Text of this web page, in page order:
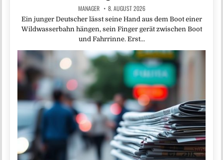
MANAGER 8. AUGUST 2026
Ein junger Deutscher lässt seine Hand aus dem Boot einer
Wildwasserbahn hängen, sein Finger gerät zwischen Boot
und Fahrrinne. Erst…